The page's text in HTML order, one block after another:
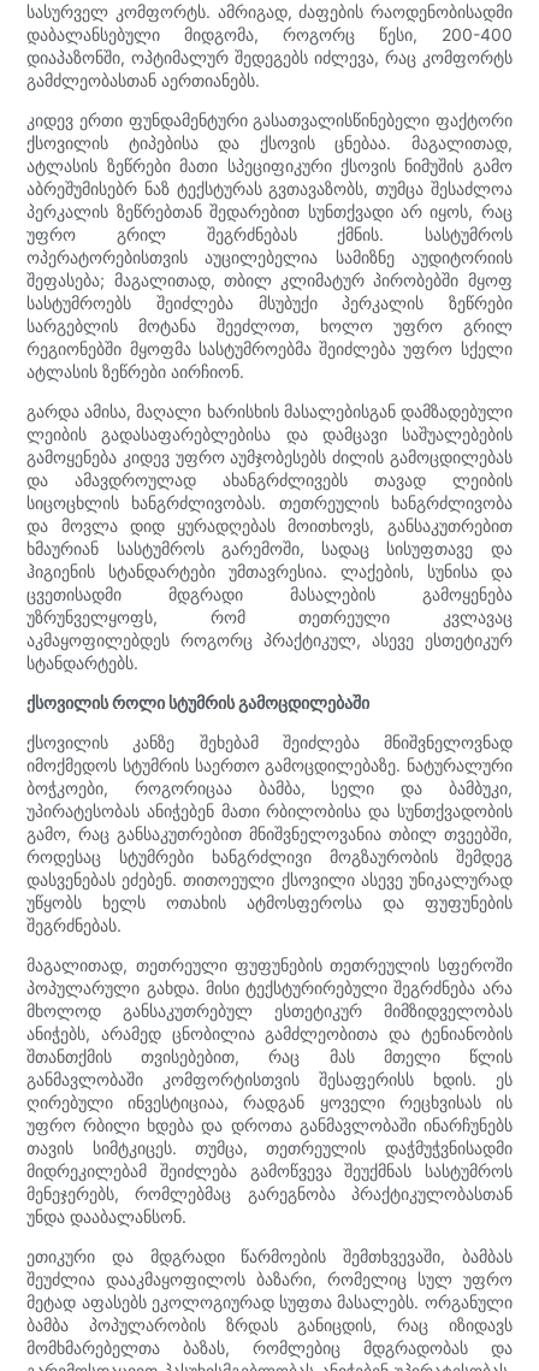
სასურველ კომფორტს. ამრიგად, ძაფების რაოდენობისადმი
დაბალანსებული მიდგომა, როგორც წესი, 200-400
დიაპაზონში, ოპტიმალურ შედეგებს იძლევა, რაც კომფორტს
გამძლეობასთან აერთიანებს.
კიდევ ერთი ფუნდამენტური გასათვალისწინებელი ფაქტორი
ქსოვილის ტიპებისა და ქსოვის ცნებაა. მაგალითად,
ატლასის ზეწრები მათი სპეციფიკური ქსოვის ნიმუშის გამო
აბრეშუმისებრ ნაზ ტექსტურას გვთავაზობს, თუმცა შესაძლოა
პერკალის ზეწრებთან შედარებით სუნთქვადი არ იყოს, რაც
უფრო გრილ შეგრძნებას ქმნის. სასტუმროს
ოპერატორებისთვის აუცილებელია სამიზნე აუდიტორიის
შეფასება; მაგალითად, თბილ კლიმატურ პირობებში მყოფ
სასტუმროებს შეიძლება მსუბუქი პერკალის ზეწრები
სარგებლის მოტანა შეეძლოთ, ხოლო უფრო გრილ
რეგიონებში მყოფმა სასტუმროებმა შეიძლება უფრო სქელი
ატლასის ზეწრები აირჩიონ.
გარდა ამისა, მაღალი ხარისხის მასალებისგან დამზადებული
ლეიბის გადასაფარებლებისა და დამცავი საშუალებების
გამოყენება კიდევ უფრო აუმჯობესებს ძილის გამოცდილებას
და ამავდროულად ახანგრძლივებს თავად ლეიბის
სიცოცხლის ხანგრძლივობას. თეთრეულის ხანგრძლივობა
და მოვლა დიდ ყურადღებას მოითხოვს, განსაკუთრებით
ხმაურიან სასტუმროს გარემოში, სადაც სისუფთავე და
ჰიგიენის სტანდარტები უმთავრესია. ლაქების, სუნისა და
ცვეთისადმი მდგრადი მასალების გამოყენება
უზრუნველყოფს, რომ თეთრეული კვლავაც
აკმაყოფილებდეს როგორც პრაქტიკულ, ასევე ესთეტიკურ
სტანდარტებს.
ქსოვილის როლი სტუმრის გამოცდილებაში
ქსოვილის კანზე შეხებამ შეიძლება მნიშვნელოვნად
იმოქმედოს სტუმრის საერთო გამოცდილებაზე. ნატურალური
ბოჭკოები, როგორიცაა ბამბა, სელი და ბამბუკი,
უპირატესობას ანიჭებენ მათი რბილობისა და სუნთქვადობის
გამო, რაც განსაკუთრებით მნიშვნელოვანია თბილ თვეებში,
როდესაც სტუმრები ხანგრძლივი მოგზაურობის შემდეგ
დასვენებას ეძებენ. თითოეული ქსოვილი ასევე უნიკალურად
უწყობს ხელს ოთახის ატმოსფეროსა და ფუფუნების
შეგრძნებას.
მაგალითად, თეთრეული ფუფუნების თეთრეულის სფეროში
პოპულარული გახდა. მისი ტექსტურირებული შეგრძნება არა
მხოლოდ განსაკუთრებულ ესთეტიკურ მიმზიდველობას
ანიჭებს, არამედ ცნობილია გამძლეობითა და ტენიანობის
შთანთქმის თვისებებით, რაც მას მთელი წლის
განმავლობაში კომფორტისთვის შესაფერისს ხდის. ეს
ღირებული ინვესტიციაა, რადგან ყოველი რეცხვისას ის
უფრო რბილი ხდება და დროთა განმავლობაში ინარჩუნებს
თავის სიმტკიცეს. თუმცა, თეთრეულის დაჭმუჭვნისადმი
მიდრეკილებამ შეიძლება გამოწვევა შეუქმნას სასტუმროს
მენეჯერებს, რომლებმაც გარეგნობა პრაქტიკულობასთან
უნდა დააბალანსონ.
ეთიკური და მდგრადი წარმოების შემთხვევაში, ბამბას
შეუძლია დააკმაყოფილოს ბაზარი, რომელიც სულ უფრო
მეტად აფასებს ეკოლოგიურად სუფთა მასალებს. ორგანული
ბამბა პოპულარობის ზრდას განიცდის, რაც იზიდავს
მომხმარებელთა ბაზას, რომლებიც მდგრადობას და